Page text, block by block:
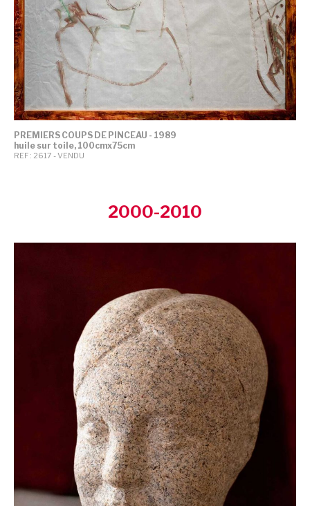
PREMIERS COUPS DE PINCEAU - 1989
huile sur toile, 100cmx75cm
REF : 2617 - VENDU
2000-2010